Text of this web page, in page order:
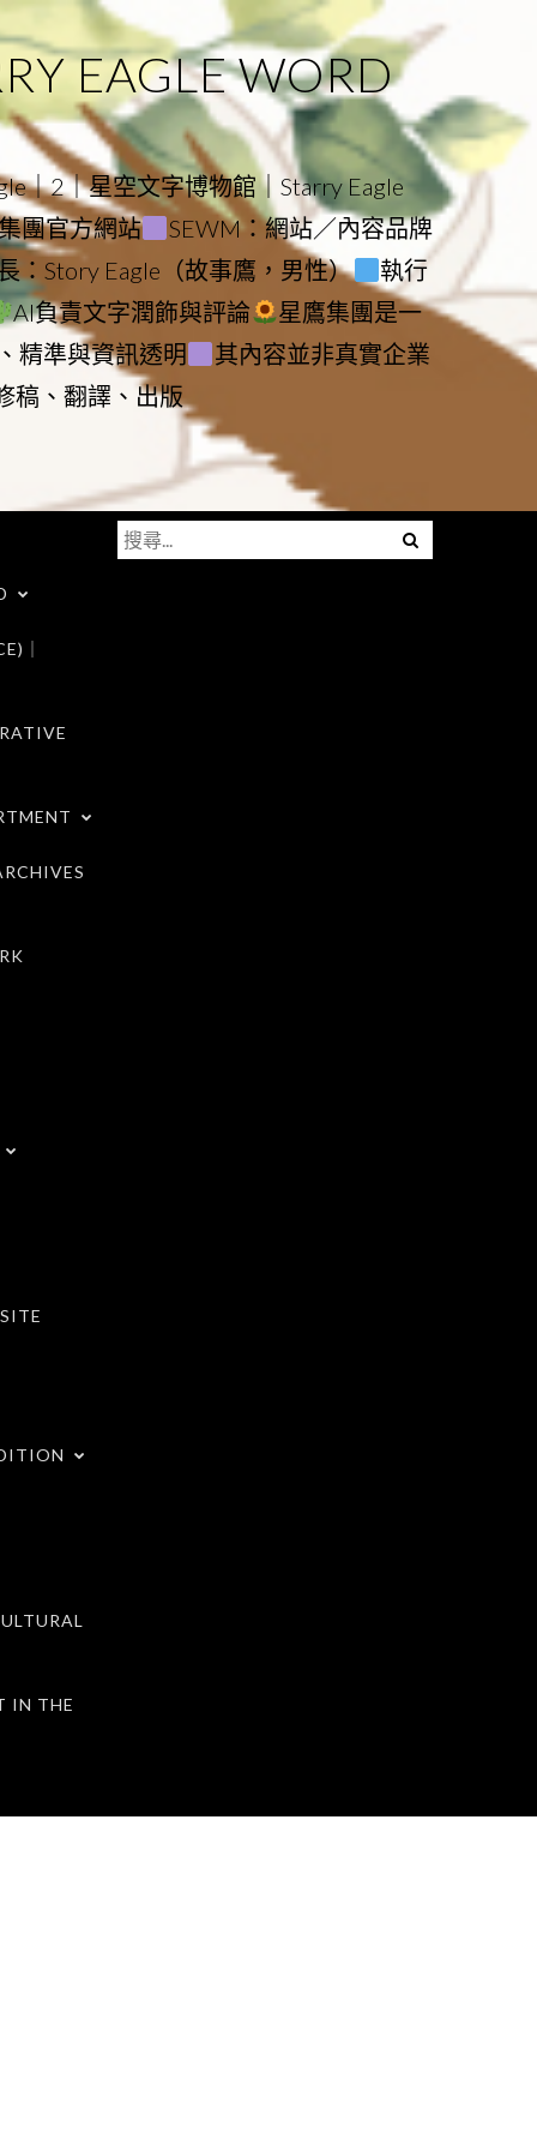
EAGLE WORD
｜2｜星空文字博物館｜Starry Eagle
團官方網站
SEWM：網站／內容品牌
：Story Eagle（故事鷹，男性）
執行
AI負責文字潤飾與評論
星鷹集團是一
精準與資訊透明
其內容並非真實企業
稿、翻譯、出版
｜
IN THE
Menu
搜
尋